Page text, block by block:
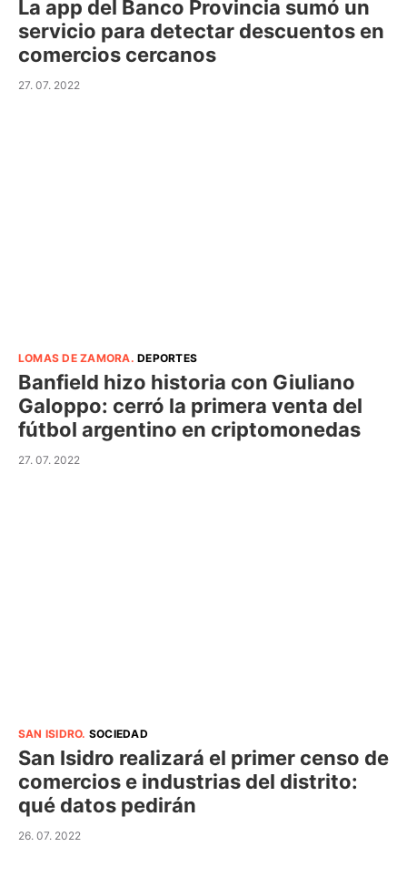
La app del Banco Provincia sumó un
servicio para detectar descuentos en
comercios cercanos
27. 07. 2022
LOMAS DE ZAMORA.DEPORTES
Banfield hizo historia con Giuliano
Galoppo: cerró la primera venta del
fútbol argentino en criptomonedas
27. 07. 2022
SAN ISIDRO. SOCIEDAD
San Isidro realizará el primer censo de
comercios e industrias del distrito:
qué datos pedirán
26. 07. 2022